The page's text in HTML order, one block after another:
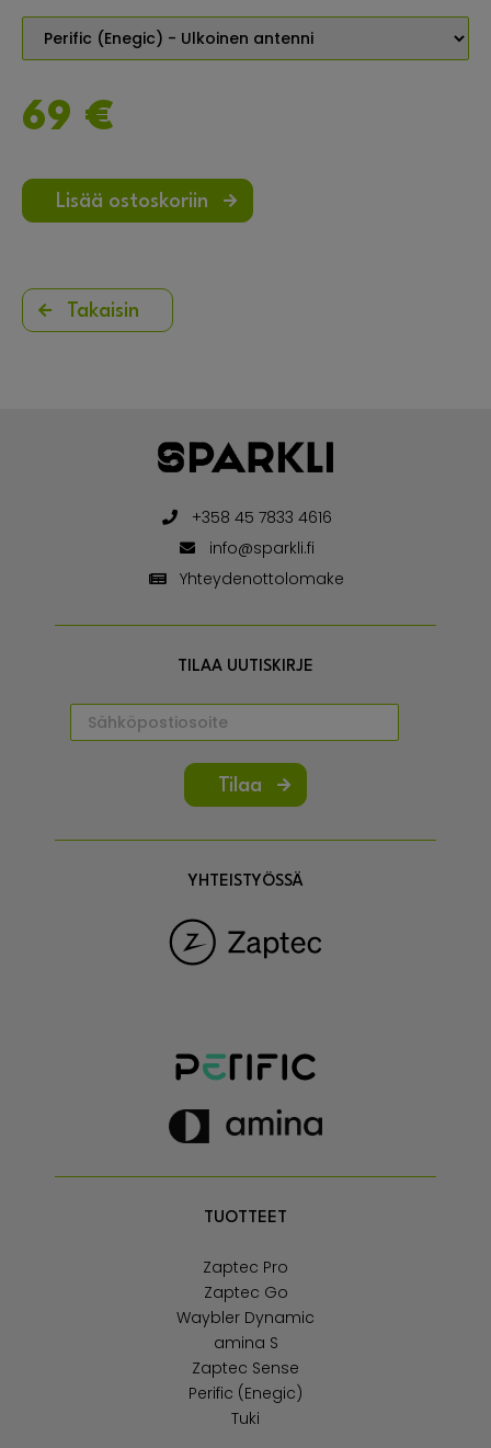
69 €
Lisää ostoskoriin
Takaisin
+358 45 7833 4616
info@sparkli.fi
Yhteydenottolomake
TILAA UUTISKIRJE
Tilaa
YHTEISTYÖSSÄ
TUOTTEET
Zaptec Pro
Zaptec Go
Waybler Dynamic
amina S
Zaptec Sense
Perific (Enegic)
Tuki